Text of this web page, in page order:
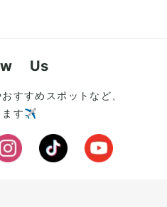
Us
すすめスポットなど、
ます✈️